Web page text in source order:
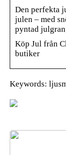
Den perfekta
julen – med
pyntad
Köp Jul från
butiker
Keywords: